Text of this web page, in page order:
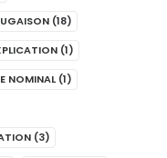
(18)
(1)
NOMINAL (1)
(3)